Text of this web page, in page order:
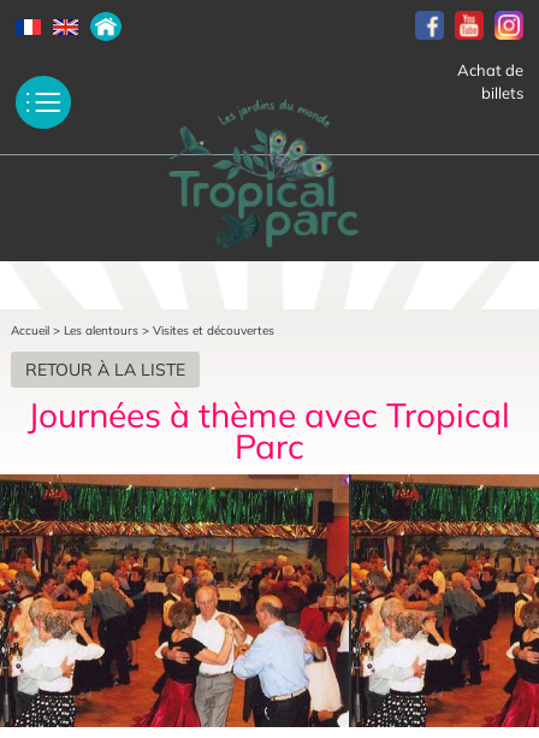
Achat de
billets
Accueil> Les alentours> Visites et découvertes
RETOUR À LA LISTE
Journées à thème avec Tropical
Parc